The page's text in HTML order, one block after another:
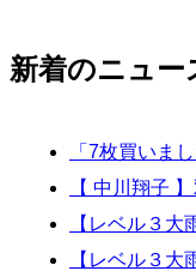
新着のニュー
「7枚買いま
【 中川翔子
【レベル３
【レベル３